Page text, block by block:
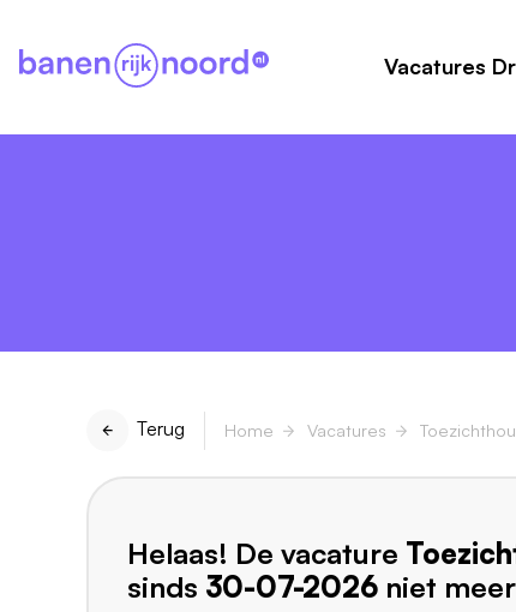
Vacatures
Terug Home Vacatures
Helaas! De vacature
sinds 30-07-2026 niet